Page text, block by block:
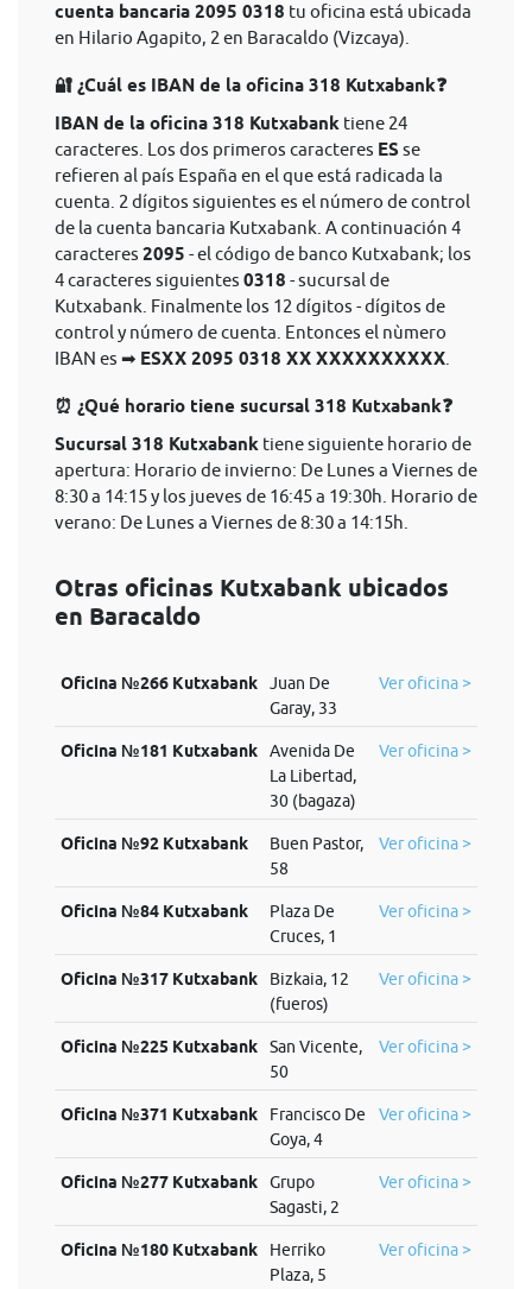
cuenta bancaria 2095 0318 tu oficina está ubicada
en Hilario Agapito, 2 en Baracaldo (Vizcaya).
🔐 ¿Cuál es IBAN de la oficina 318 Kutxabank❓
IBAN de la oficina 318 Kutxabank tiene 24
caracteres. Los dos primeros caracteres ES se
refieren al país España en el que está radicada la
cuenta. 2 dígitos siguientes es el número de control
de la cuenta bancaria Kutxabank. A continuación 4
caracteres 2095 - el código de banco Kutxabank; los
4 caracteres siguientes 0318 - sucursal de
Kutxabank. Finalmente los 12 dígitos - dígitos de
control y número de cuenta. Entonces el nùmero
IBAN es ➡ ESXX 2095 0318 XX XXXXXXXXXX
⏰ ¿Qué horario tiene sucursal 318 Kutxabank❓
Sucursal 318 Kutxabank tiene siguiente horario de
apertura: Horario de invierno: De Lunes a Viernes de
8:30 a 14:15 y los jueves de 16:45 a 19:30h. Horario de
verano: De Lunes a Viernes de 8:30 a 14:15h.
Otras oficinas Kutxabank ubicados
en Baracaldo
Oficina №266 Kutxabank
Juan De
Garay, 33
Ver oficina >
Oficina №181 Kutxabank
Avenida De
La Libertad,
30 (bagaza)
Ver oficina >
Oficina №92 Kutxabank
Buen Pastor,
58
Ver oficina >
Oficina №84 Kutxabank
Plaza De
Cruces, 1
Ver oficina >
Oficina №317 Kutxabank
Bizkaia, 12
(fueros)
Ver oficina >
Oficina №225 Kutxabank
San Vicente,
50
Ver oficina >
Oficina №371 Kutxabank
Francisco De
Goya, 4
Ver oficina >
Oficina №277 Kutxabank
Grupo
Sagasti, 2
Ver oficina >
Oficina №180 Kutxabank
Herriko
Plaza, 5
Ver oficina >